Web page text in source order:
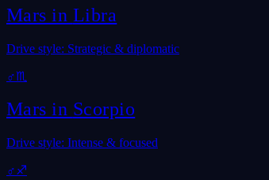
Mars in Libra
Drive style: Strategic & diplomatic
♂♏
Mars in Scorpio
Drive style: Intense & focused
♂♐